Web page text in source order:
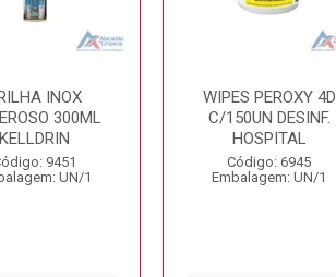
INOX
300ML
KELLDRIN
9451
UN/1
WIPES PEROXY 4D
C/150UN DESINF.
HOSPITAL
Código: 6945
Embalagem: UN/1